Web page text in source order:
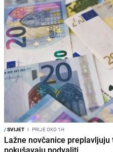
/SVIJET I PRIJE OKO 1H
Lažne novčanice